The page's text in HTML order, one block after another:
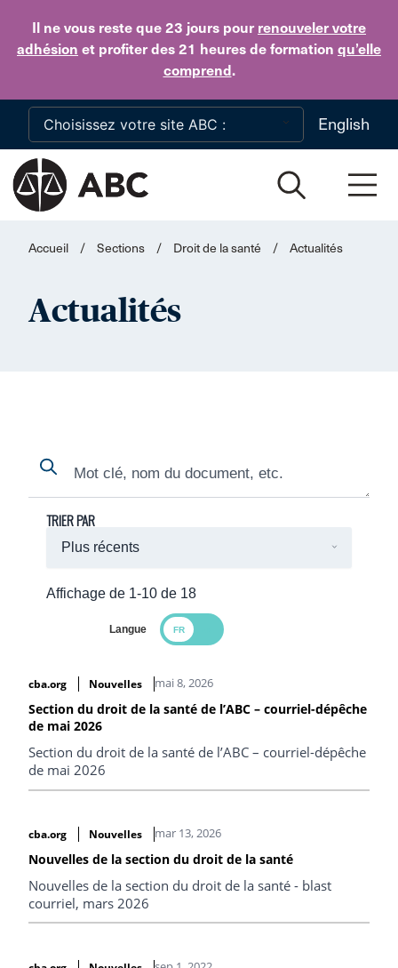
Il ne vous reste que 23 jours pour renouveler votre
adhésion et profiter des 21 heures de formation qu’elle
comprend.
Skip to main content
English
Accueil / Sections / Droit de la santé / Actualités
Actualités
Search
Search
Affichage de 1-10 de 18
TRIER PAR
Langue
cba.org
Nouvelles mai 8, 2026
Section du droit de la santé de l’ABC – courriel-dépêche
de mai 2026
Section du droit de la santé de l’ABC – courriel-dépêche
de mai 2026
cba.org Nouvelles mar 13, 2026
Nouvelles de la section du droit de la santé
Nouvelles de la section du droit de la santé - blast
courriel, mars 2026